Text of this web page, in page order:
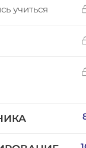
учиться
Created by